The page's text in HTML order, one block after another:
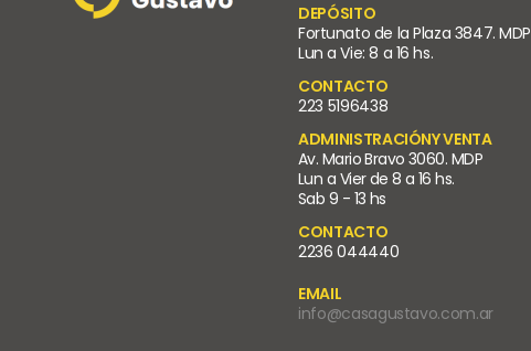
DEPÓSITO
Fortunato de la Plaza 3847. MDP
Lun a Vie: 8 a 16 hs.
CONTACTO
223 5196438
ADMINISTRACIÓNY VENTA
Av. Mario Bravo 3060. MDP
Lun a Vier de 8 a 16 hs.
Sab 9 - 13 hs
CONTACTO
2236 044440
EMAIL
info@casagustavo.com.ar